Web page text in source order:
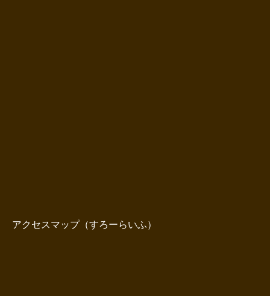
アクセスマップ（すろーらいふ）